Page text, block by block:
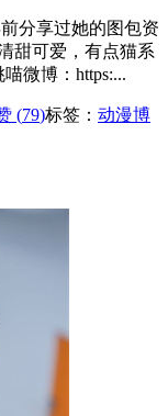
分享过她的图包资
甜可爱，有点猫系
微博：https:...
(79)标签： 动漫博